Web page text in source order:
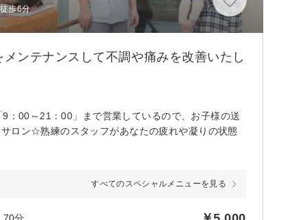
歩6分
ンテナンスして不調や痛みを改善いたし
：00～21：00」まで営業しているので、お子様の送
ロン☆熟練のスタッフがあなたの疲れや凝りの状態
すべてのスペシャルメニューを見る